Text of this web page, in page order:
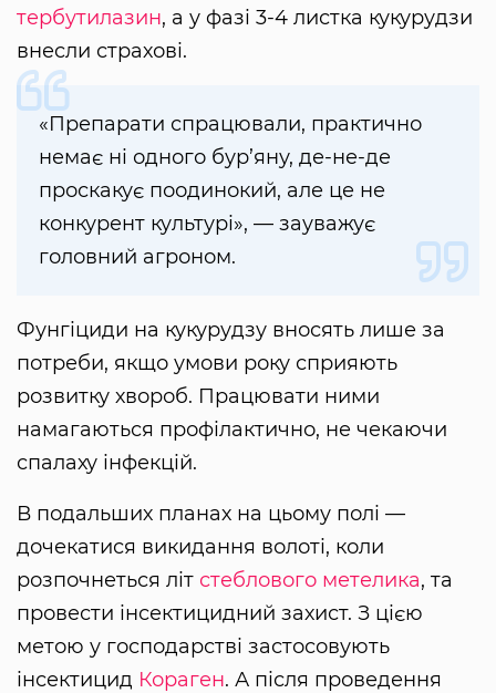
тербутилазин, а у фазі 3-4 листка кукурудзи
внесли страхові.
«Препарати спрацювали, практично
немає ні одного бур’яну, де-не-де
проскакує поодинокий, але це не
конкурент культурі», — зауважує
головний агроном.
Фунгіциди на кукурудзу вносять лише за
потреби, якщо умови року сприяють
розвитку хвороб. Працювати ними
намагаються профілактично, не чекаючи
спалаху інфекцій.
В подальших планах на цьому полі —
дочекатися викидання волоті, коли
розпочнеться літ стеблового метелика, та
провести інсектицидний захист. З цією
метою у господарстві застосовують
інсектицид Кораген. А після проведення